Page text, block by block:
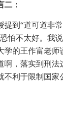
二：
提到“道可道非
怕不太好。我
学的王作富老
啊，落实到刑
不利于限制国家